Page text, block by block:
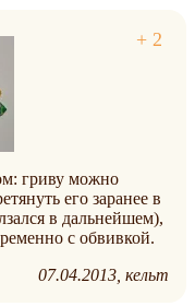
гриву можно
его заранее в
в дальнейшем),
с обвивкой.
07.04.2013 кельт